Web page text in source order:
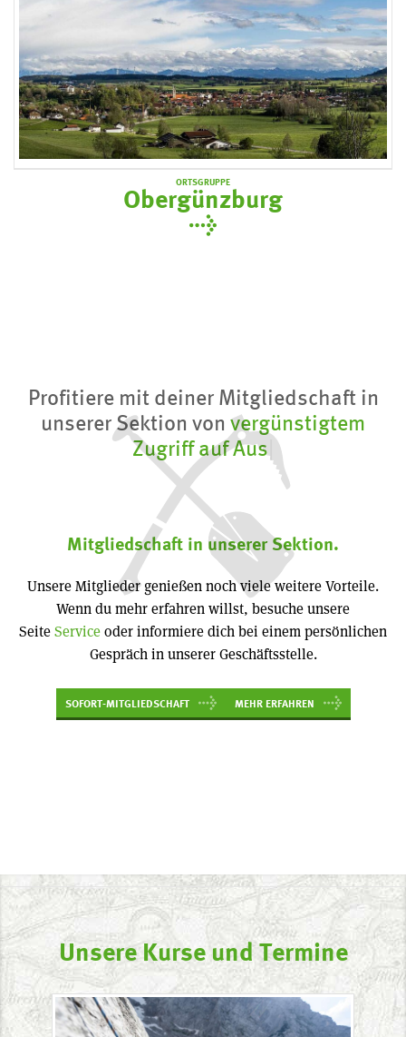
ORTSGRUPPE
Obergünzburg
Profitiere mit deiner Mitgliedschaft in
unserer Sektion von vergünstigtem
Zugriff auf Ausrüstung und Karten.
Mitgliedschaft in unserer Sektion.
Unsere Mitglieder genießen noch viele weitere Vorteile.
Wenn du mehr erfahren willst, besuche unsere
SeiteServiceoder informiere dich bei einem persönlichen
Gespräch in unserer Geschäftsstelle.
SOFORT-MITGLIEDSCHAFT MEHR ERFAHREN
Unsere Kurse und Termine